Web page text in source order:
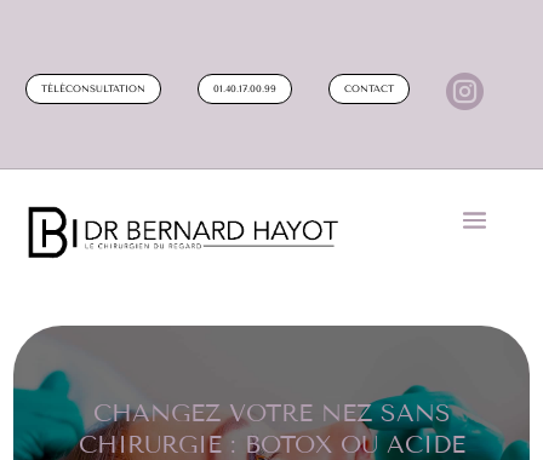
TÉLÉCONSULTATION 01.40.17.00.99 CONTACT 
CHANGEZ VOTRE NEZ SANS
CHIRURGIE : BOTOX OU ACIDE